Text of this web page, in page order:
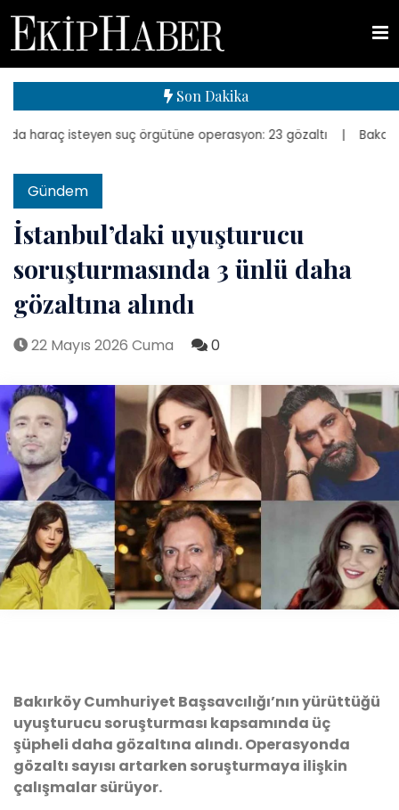
Son Dakika
isteyen suç örgütüne operasyon: 23 gözaltı | Bakan
Gündem
İstanbul’daki uyuşturucu
soruşturmasında 3 ünlü daha
gözaltına alındı
22 Mayıs 2026 Cuma 0
Bakırköy Cumhuriyet Başsavcılığı’nın yürüttüğü
uyuşturucu soruşturması kapsamında üç
şüpheli daha gözaltına alındı. Operasyonda
gözaltı sayısı artarken soruşturmaya ilişkin
çalışmalar sürüyor.